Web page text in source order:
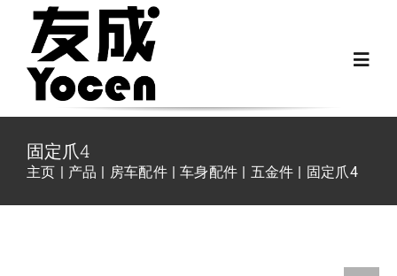
固定爪4
主页 产品 房车配件 车身配件 五金件 固定爪4